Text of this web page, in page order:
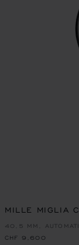
MILLE MIGLIA
40,5 MM,
CHF 9,600